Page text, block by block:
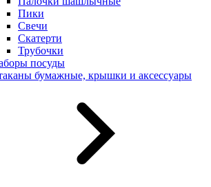
Пики
Свечи
Скатерти
Трубочки
посуды
бумажные, крышки и аксессуары